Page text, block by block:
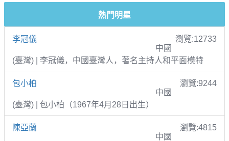
熱門明星
李冠儀
瀏覽:12733
中國
(臺灣) | 李冠儀，中國臺灣人，著名主持人和平面模特
包小柏
瀏覽:9244
中國
(臺灣) | 包小柏（1967年4月28日出生）
陳亞蘭
瀏覽:4815
中國